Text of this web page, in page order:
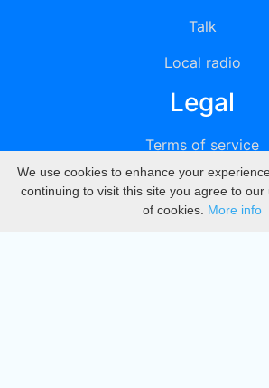
Talk
Local radio
Legal
Terms of service
Privacy
DMCA
We use cookies to enhance your
continuing to visit this site you agree to our
of cookies. More info